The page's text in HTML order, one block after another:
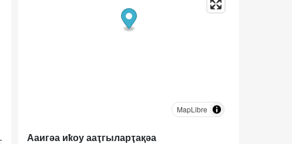
MapLibre
Ааигәа иҟоу ааҭгыларҭақәа